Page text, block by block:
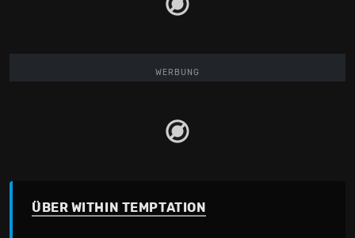
WERBUNG
ÜBER WITHIN TEMPTATION